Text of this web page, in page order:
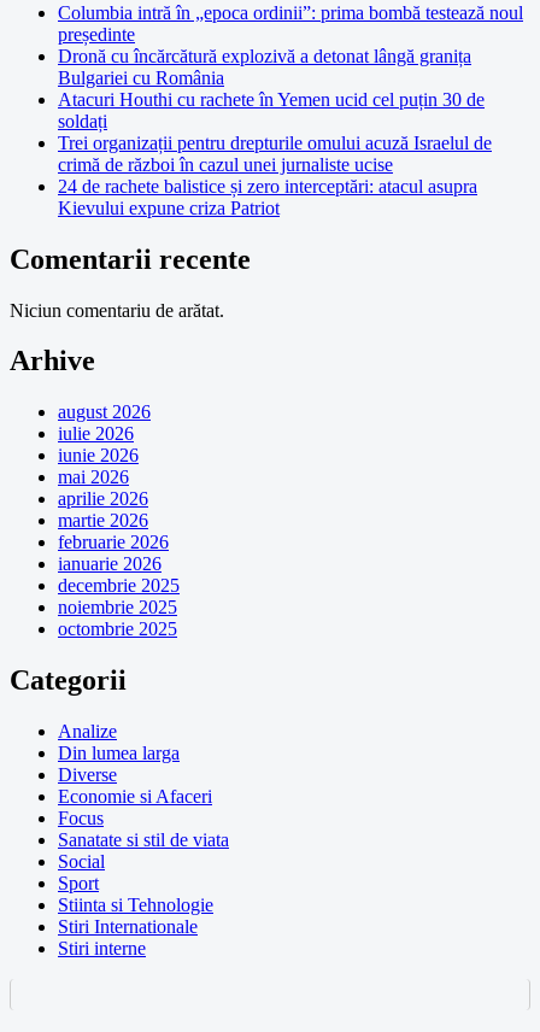
Columbia intră în „epoca ordinii”: prima bombă testează noul
președinte
Dronă cu încărcătură explozivă a detonat lângă granița
Bulgariei cu România
Atacuri Houthi cu rachete în Yemen ucid cel puțin 30 de
soldați
Trei organizații pentru drepturile omului acuză Israelul de
crimă de război în cazul unei jurnaliste ucise
24 de rachete balistice și zero interceptări: atacul asupra
Kievului expune criza Patriot
Comentarii recente
Niciun comentariu de arătat.
Arhive
august 2026
iulie 2026
iunie 2026
mai 2026
aprilie 2026
martie 2026
februarie 2026
ianuarie 2026
decembrie 2025
noiembrie 2025
octombrie 2025
Categorii
Analize
Din lumea larga
Diverse
Economie si Afaceri
Focus
Sanatate si stil de viata
Social
Sport
Stiinta si Tehnologie
Stiri Internationale
Stiri interne